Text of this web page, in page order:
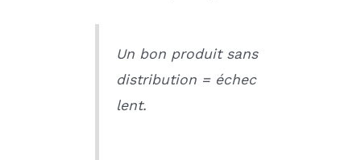
Un bon produit sans
distribution = échec
lent.